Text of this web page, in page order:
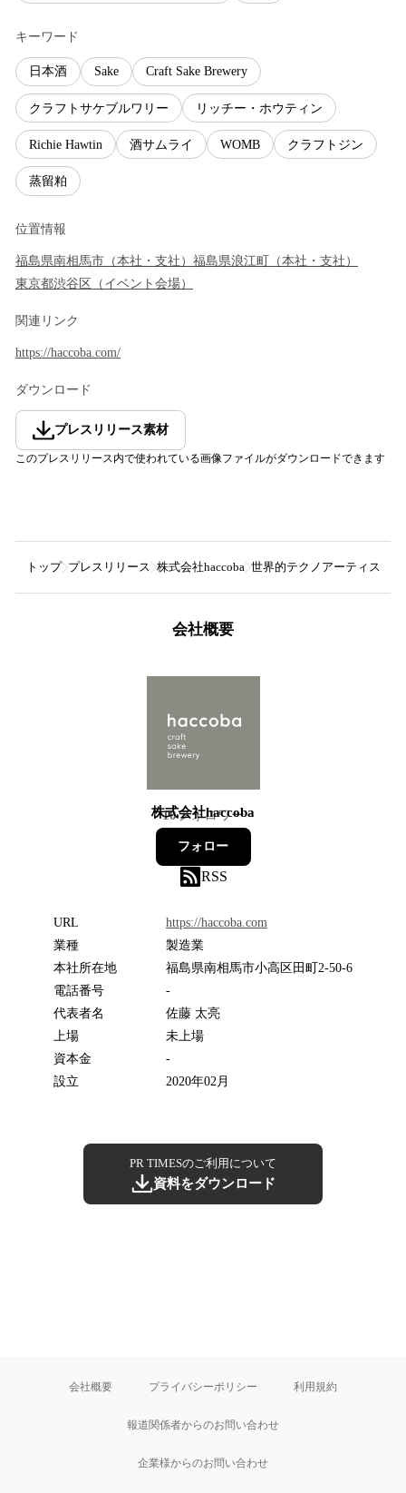
キーワード
日本酒 Sake Craft Sake Brewery
クラフトサケブルワリー リッチー・ホウティン
Richie Hawtin 酒サムライ WOMB クラフトジン
蒸留粕
位置情報
福島県南相馬市 （本社・支社 ） 福島県浪江町 （本社・支社 ）
東京都渋谷区 （ イベント会場）
関連リンク
https://haccoba.com/
ダウンロード
プレスリリース素材
このプレスリリース内で使われている画像ファイルがダウンロードできます
トップ プレスリリース 株式会社haccoba 世界的テクノアーティスト
会社概要
株式会社haccoba
10フォロワー
フォロー
RSS
URL
https://haccoba.com
業種
製造業
本社所在地
福島県南相馬市小高区田町2-50-6
電話番号
-
代表者名
佐藤 太亮
上場
未上場
資本金
-
設立
2020年02月
PR TIMESのご利用について
資料をダウンロード
会社概要 プライバシーポリシー 利用規約
報道関係者からのお問い合わせ
企業様からのお問い合わせ